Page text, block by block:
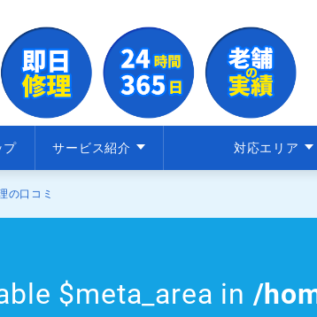
プ サービス紹介 対応エリア
の口コミ
$meta_area in /